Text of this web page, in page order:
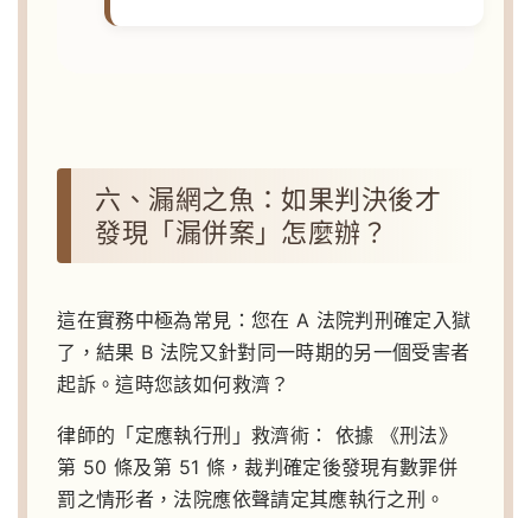
六、漏網之魚：如果判決後才
發現「漏併案」怎麼辦？
這在實務中極為常見：您在 A 法院判刑確定入獄
了，結果 B 法院又針對同一時期的另一個受害者
起訴。這時您該如何救濟？
律師的「定應執行刑」救濟術：
依據 《刑法》
第 50 條及第 51 條，裁判確定後發現有數罪併
罰之情形者，法院應依聲請定其應執行之刑。